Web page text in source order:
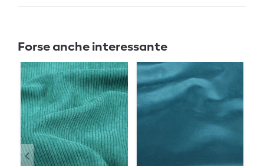
Forse anche interessante